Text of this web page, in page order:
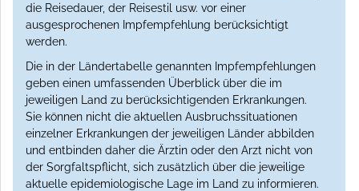
die Reisedauer, der Reisestil usw. vor einer
ausgesprochenen Impfempfehlung berücksichtigt
werden.
Die in der Ländertabelle genannten Impfempfehlungen
geben einen umfassenden Überblick über die im
jeweiligen Land zu berücksichtigenden Erkrankungen.
Sie können nicht die aktuellen Ausbruchssituationen
einzelner Erkrankungen der jeweiligen Länder abbilden
und entbinden daher die Ärztin oder den Arzt nicht von
der Sorgfaltspflicht, sich zusätzlich über die jeweilige
aktuelle epidemiologische Lage im Land zu informieren.